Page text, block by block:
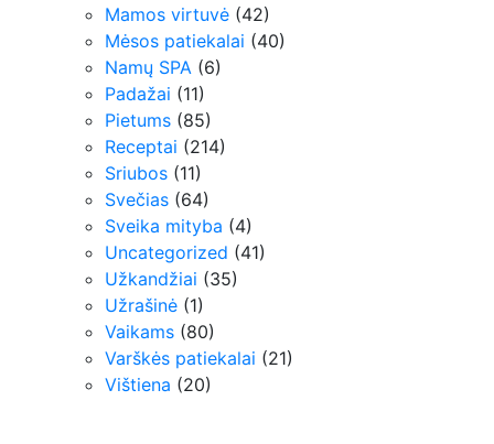
Mamos virtuvė (42)
Mėsos patiekalai (40)
Namų SPA (6)
Padažai (11)
Pietums (85)
Receptai (214)
Sriubos (11)
Svečias (64)
Sveika mityba (4)
Uncategorized (41)
Užkandžiai (35)
Užrašinė (1)
Vaikams (80)
Varškės patiekalai (21)
Vištiena (20)